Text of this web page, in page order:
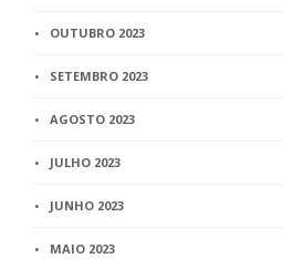
OUTUBRO 2023
SETEMBRO 2023
AGOSTO 2023
JULHO 2023
JUNHO 2023
MAIO 2023